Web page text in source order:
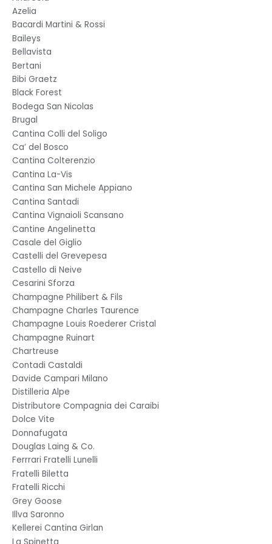
Azelia
Bacardi Martini & Rossi
Baileys
Bellavista
Bertani
Bibi Graetz
Black Forest
Bodega San Nicolas
Brugal
Cantina Colli del Soligo
Ca’ del Bosco
Cantina Colterenzio
Cantina La-Vis
Cantina San Michele Appiano
Cantina Santadi
Cantina Vignaioli Scansano
Cantine Angelinetta
Casale del Giglio
Castelli del Grevepesa
Castello di Neive
Cesarini Sforza
Champagne Philibert & Fils
Champagne Charles Taurence
Champagne Louis Roederer Cristal
Champagne Ruinart
Chartreuse
Contadi Castaldi
Davide Campari Milano
Distilleria Alpe
Distributore Compagnia dei Caraibi
Dolce Vite
Donnafugata
Douglas Laing & Co.
Ferrrari Fratelli Lunelli
Fratelli Biletta
Fratelli Ricchi
Grey Goose
Illva Saronno
Kellerei Cantina Girlan